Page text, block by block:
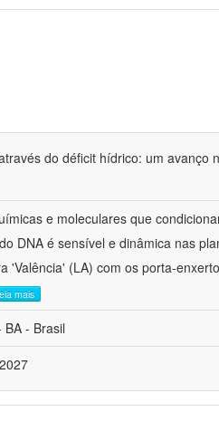
do déficit hídrico: um avanço
e moleculares que
DNA é sensível e dinâmica nas
'Valência' (LA) com os porta-
mais
- Brasil